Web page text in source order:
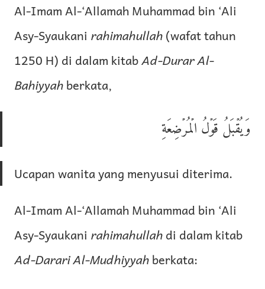
Al-Imam Al-‘Allamah Muhammad bin ‘Ali
Asy-Syaukani rahimahullah(wafat tahun
1250 H) di dalam kitabAd-Durar Al-
Bahiyyahberkata,
وَيُقۡبَلُ قَوۡلُ الۡمُرۡضِعَةِ
Ucapan wanita yang menyusui diterima.
Al-Imam Al-‘Allamah Muhammad bin ‘Ali
Asy-Syaukani rahimahullahdi dalam kitab
Ad-Darari Al-Mudhiyyahberkata: